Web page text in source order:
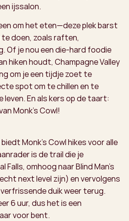
ijssalon.
om het eten—deze plek barst
te doen, zoals raften,
Of je nou een die-hard foodie
hiken houdt, Champagne Valley
om je een tijdje zoet te
spot om te chillen en te
En als kers op de taart:
Monk’s Cowl!
Monk’s Cowl hikes voor alle
is de trail die je
omhoog naar Blind Man’s
next level zijn) en vervolgens
verfrissende duik weer terug.
6 uur, dus het is een
voor bent.